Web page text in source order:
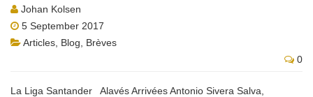
Johan Kolsen
5 September 2017
Articles Blog
Brèves
0
La Liga Santander Alavés Arrivées Antonio Sivera Salva,